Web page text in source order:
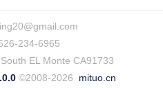
234-6965
EL Monte CA91733
©2008-2026 mituo.cn